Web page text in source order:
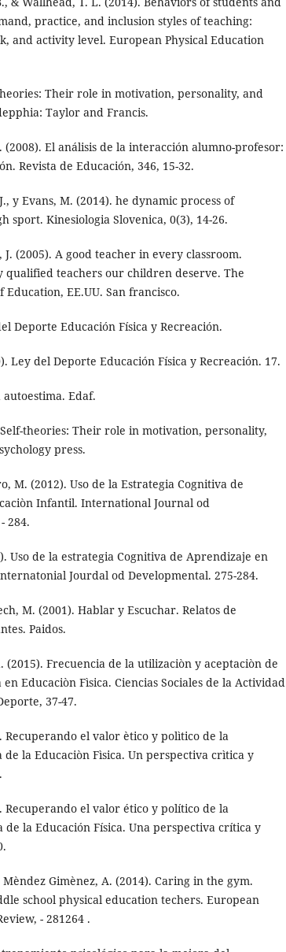
practice, and inclusion styles of teaching:
and activity level. European Physical Education
Their role in motivation, personality, and
Taylor and Francis.
(2008). El análisis de la interacción alumno-profesor:
Revista de Educación, 346, 15-32.
y Evans, M. (2014). he dynamic process of
sport. Kinesiologia Slovenica, 0(3), 14-26.
(2005). A good teacher in every classroom.
qualified teachers our children deserve. The
EE.UU. San francisco.
Deporte Educación Física y Recreación.
Ley del Deporte Educación Física y Recreación. 17.
autoestima. Edaf.
Self-theories: Their role in motivation, personality,
press.
M. (2012). Uso de la Estrategia Cognitiva de
Infantil. International Journal od
284.
Uso de la estrategia Cognitiva de Aprendizaje en
Jourdal od Developmental. 275-284.
M. (2001). Hablar y Escuchar. Relatos de
Paidos.
(2015). Frecuencia de la utilizaciòn y aceptaciòn de
en Educaciòn Fìsica. Ciencias Sociales de la Actividad
37-47.
Recuperando el valor ètico y polìtico de la
de la Educaciòn Fìsica. Un perspectiva crìtica y
Recuperando el valor ético y político de la
de la Educación Física. Una perspectiva crítica y
Gimènez, A. (2014). Caring in the gym.
school physical education techers. European
- 281264 .